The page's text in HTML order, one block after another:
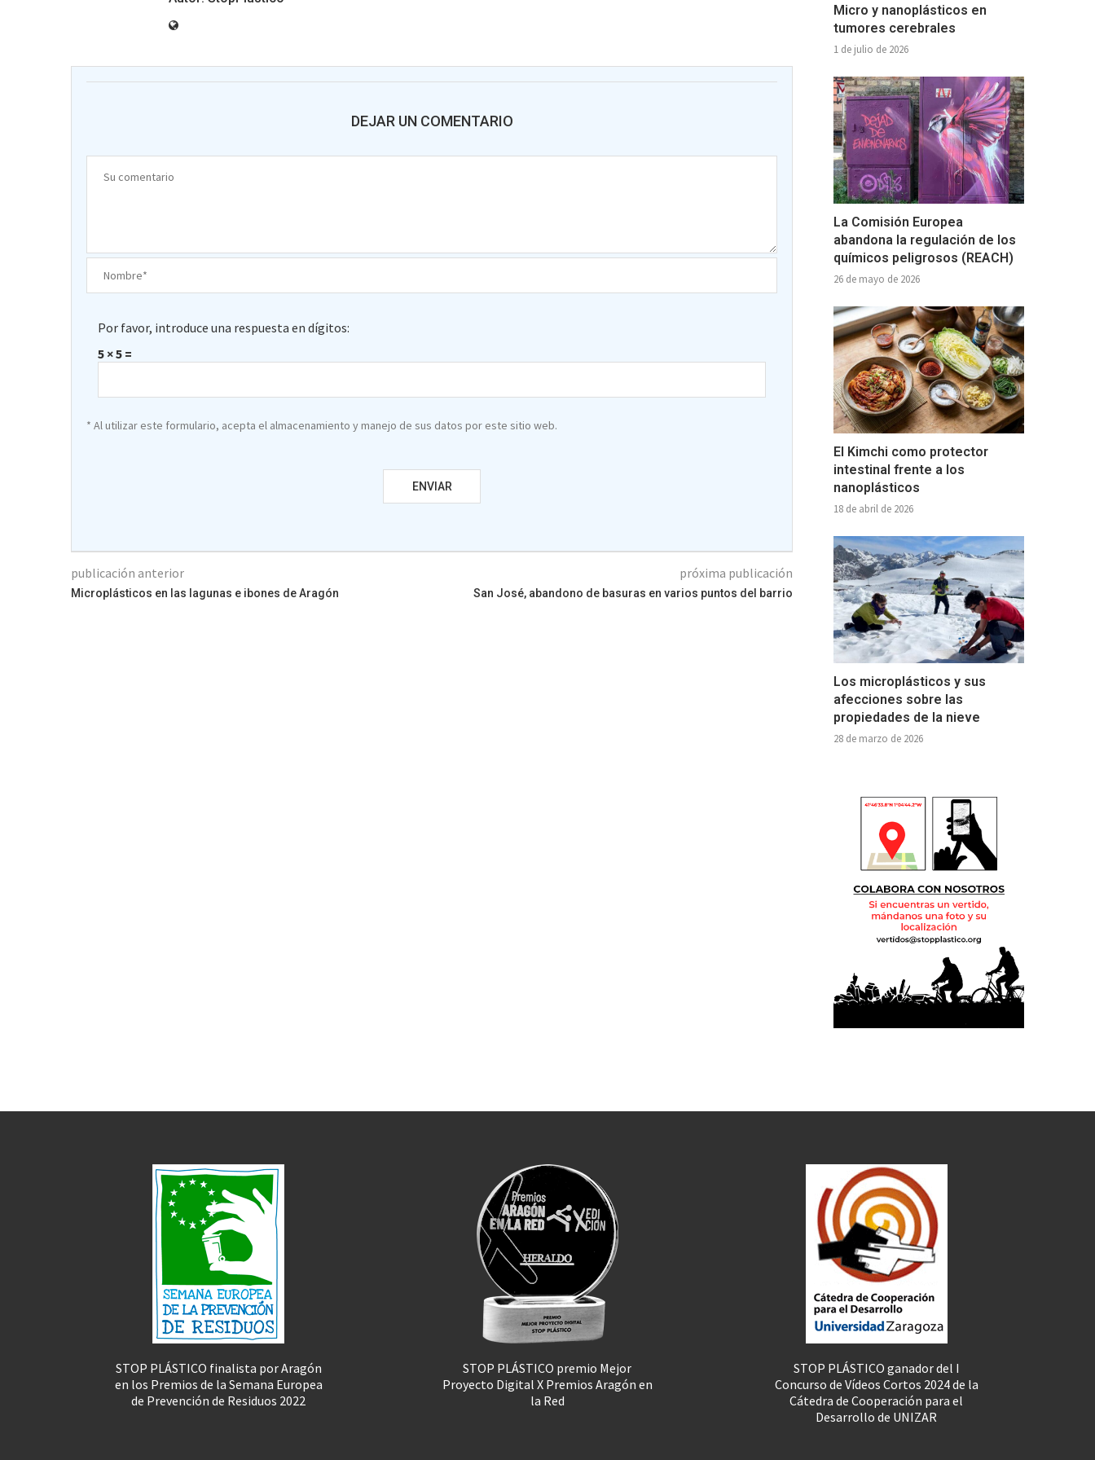
DEJAR UN COMENTARIO
Por favor, introduce una respuesta en dígitos:
5 × 5 =
* Al utilizar este formulario, acepta el almacenamiento y manejo de sus datos por este sitio web.
publicación anterior
Microplásticos en las lagunas e ibones de Aragón
próxima publicación
San José, abandono de basuras en varios puntos del barrio
Micro y nanoplásticos en
tumores cerebrales
1 de julio de 2026
La Comisión Europea
abandona la regulación de los
químicos peligrosos (REACH)
26 de mayo de 2026
El Kimchi como protector
intestinal frente a los
nanoplásticos
18 de abril de 2026
Los microplásticos y sus
afecciones sobre las
propiedades de la nieve
28 de marzo de 2026
STOP PLÁSTICO finalista por Aragón
en los Premios de la Semana Europea
de Prevención de Residuos 2022
STOP PLÁSTICO premio Mejor
Proyecto Digital X Premios Aragón en
la Red
STOP PLÁSTICO ganador del I
Concurso de Vídeos Cortos 2024 de la
Cátedra de Cooperación para el
Desarrollo de UNIZAR